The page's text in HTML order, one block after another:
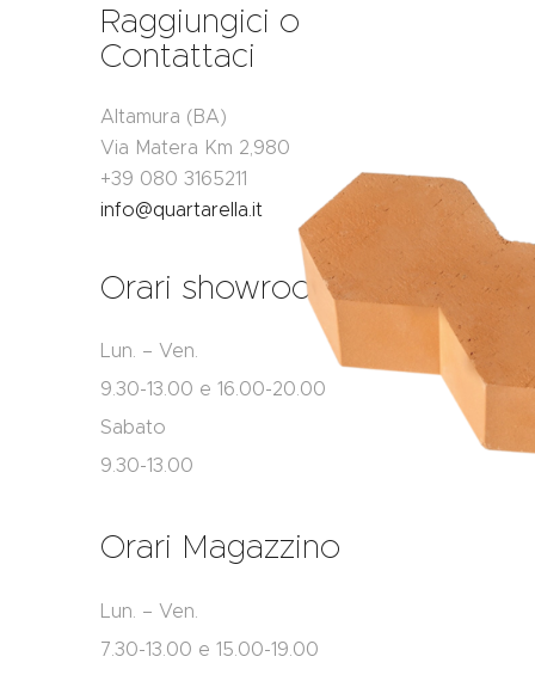
Raggiungici o
Contattaci
Altamura (BA)
Via Matera Km 2,980
+39 080 3165211
info@quartarella.it
Orari showroom
Lun. – Ven.
9.30-13.00 e 16.00-20.00
Sabato
9.30-13.00
Orari Magazzino
Lun. – Ven.
7.30-13.00 e 15.00-19.00